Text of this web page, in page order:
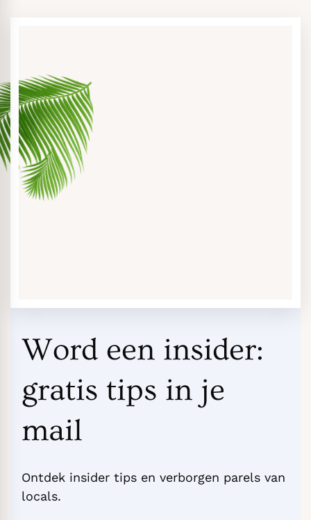
Word een insider:
gratis tips in je
mail
Ontdek insider tips en verborgen parels van
locals.